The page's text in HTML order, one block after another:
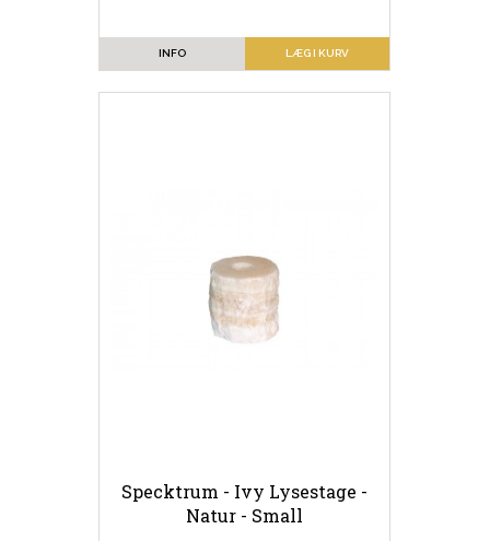
LÆG I KURV
INFO
Specktrum - Ivy Lysestage -
Natur - Small